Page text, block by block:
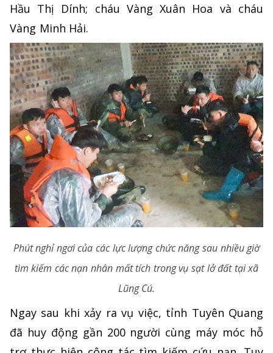
Hầu Thị Dính; cháu Vàng Xuân Hoa và cháu
Vàng Minh Hải.
Phút nghỉ ngơi của các lực lượng chức năng sau nhiều giờ
tìm kiếm các nạn nhân mất tích trong vụ sạt lở đất tại xã
Lũng Cú.
Ngay sau khi xảy ra vụ việc, tỉnh Tuyên Quang
đã huy động gần 200 người cùng máy móc hỗ